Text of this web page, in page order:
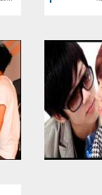
-
(this
keedkean.com/
หงา
Warning: Use
constant
assumed
will throw an
version
/home/
on
รักของเร